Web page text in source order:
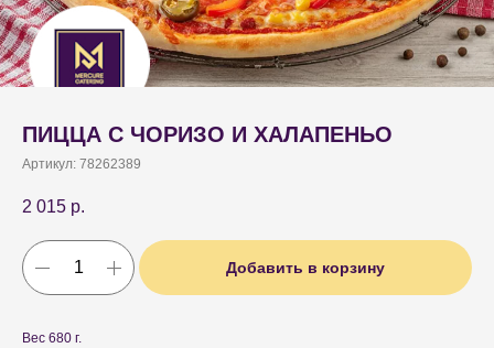
ПИЦЦА С ЧОРИЗО И ХАЛАПЕНЬО
Артикул: 78262389
2 015 р.
Добавить в корзину
Вес 680 г.